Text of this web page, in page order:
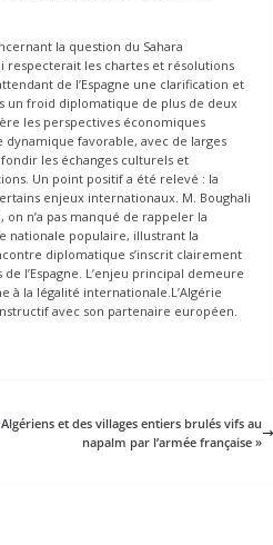
la question du Sahara
respecterait les chartes et résolutions
de l’Espagne une clarification et
un froid diplomatique de plus de deux
les perspectives économiques
favorable, avec de larges
les échanges culturels et
Un point positif a été relevé : la
enjeux internationaux. M. Boughali
n’a pas manqué de rappeler la
nationale populaire, illustrant la
diplomatique s’inscrit clairement
l’Espagne. L’enjeu principal demeure
la légalité internationale.L’Algérie
avec son partenaire européen.
et des villages entiers brulés vifs au
napalm par l’armée française »